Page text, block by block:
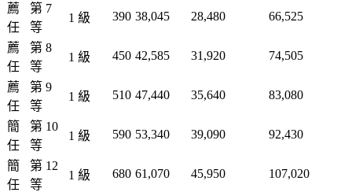
薦
任
第 7
等
1 級 390 38,045 28,480 66,525
薦
任
第 8
等
1 級 450 42,585 31,920 74,505
薦
任
第 9
等
1 級 510 47,440 35,640 83,080
簡
任
第 10
等
1 級 590 53,340 39,090 92,430
簡
任
第 12
等
1 級 680 61,070 45,950 107,020